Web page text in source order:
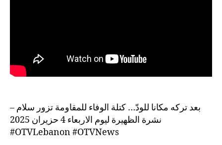
بعد تركه مكانا للودّ… كتلة الوفاء للمقاومة تزور سلام –
نشرة الظهيرة ليوم الاربعاء 4 حزيران 2025
#OTVLebanon #OTVNews